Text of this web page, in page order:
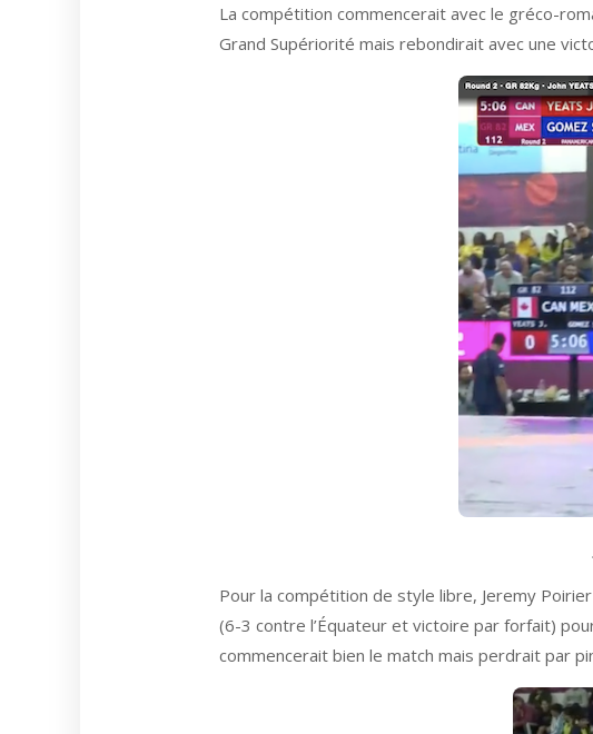
La compétition commencerait avec le gréco-
Grand Supériorité mais rebondirait avec une
Pour la compétition de style libre, Jeremy
(6-3 contre l’Équateur et victoire par forfait)
commencerait bien le match mais perdrait par